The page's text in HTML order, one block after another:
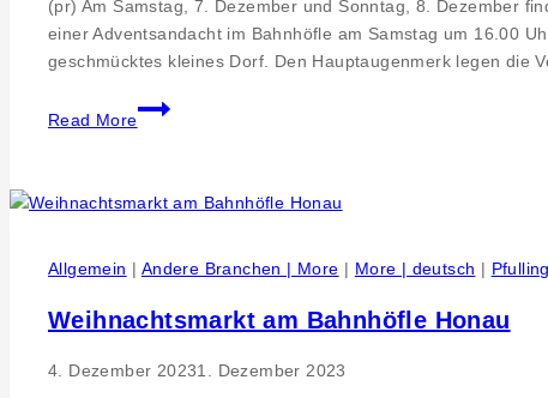
(pr) Am Samstag, 7. Dezember und Sonntag, 8. Dezember
einer Adventsandacht im Bahnhöfle am Samstag um 16.00
geschmücktes kleines Dorf. Den Hauptaugenmerk legen die
Read More
Weihnachtsmarkt
am
Allgemein | Andere Branchen | More | More | deutsch |
Weihnachtsmarkt am Bahnhöfle Honau
4. Dezember 20231. Dezember 2023